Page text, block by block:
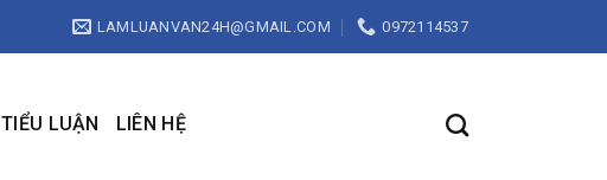
LAMLUANVAN24H@GMAIL.COM 0972114537
TIỂU LUẬN LIÊN HỆ